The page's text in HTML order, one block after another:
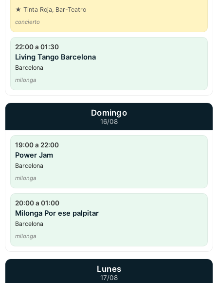
★ Tinta Roja, Bar-Teatro
concierto
22:00 a 01:30
Living Tango Barcelona
Barcelona
milonga
Domingo
16/08
19:00 a 22:00
Power Jam
Barcelona
milonga
20:00 a 01:00
Milonga Por ese palpitar
Barcelona
milonga
Lunes
17/08